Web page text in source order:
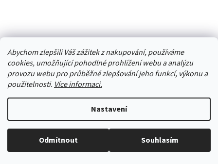
Abychom zlepšili Váš zážitek z nakupování, používáme
cookies, umožňující pohodlné prohlížení webu a analýzu
provozu webu pro průběžné zlepšování jeho funkcí, výkonu a
použitelnosti. Více informaci.
Nastavení
Odmítnout Souhlasím
čepice Dráče ALAN 18 převis homeless šedý maskáč